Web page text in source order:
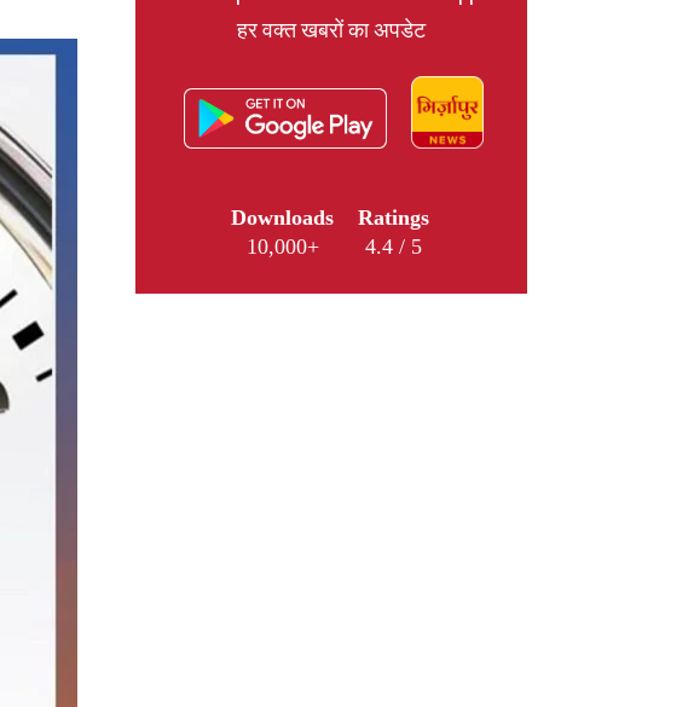
हर वक्त खबरों का अपडेट
Downloads
10,000+
Ratings
4.4 / 5